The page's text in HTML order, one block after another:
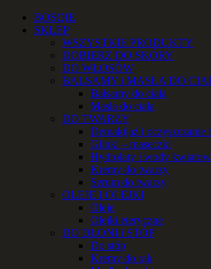
Przejdź
zawartości
Facebook
Instagram
YouTube
Email
TelefonBOSQIE
SKLEP
WSZYSTKIE PRODUKTY
DOBIERZ DO SKÓRY
DO WŁOSÓW
BALSAMY i MASŁA DO
Balsamy do ciała
Masła do ciała
DO TWARZY
Demakijaż i oczyszczanie
Glinki – maseczki
Hydrolaty i wody
Kremy do twarzy
Serum do twarzy
OLEJE I OLEJKI
Oleje
Olejki eteryczne
DO DŁONI i STÓP
Do stóp
Kremy do rąk